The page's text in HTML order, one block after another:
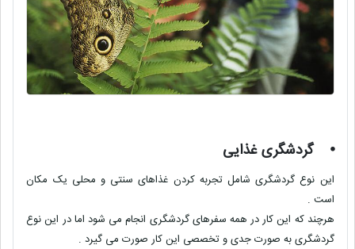
⦁ گردشگری غذایی
این نوع گردشگری شامل تجربه کردن غذاهای سنتی و محلی یک مکان
است .
هرچند که این کار در همه سفرهای گردشگری انجام می شود اما در این نوع
گردشگری به صورت جدی و تخصصی این کار صورت می گیرد .